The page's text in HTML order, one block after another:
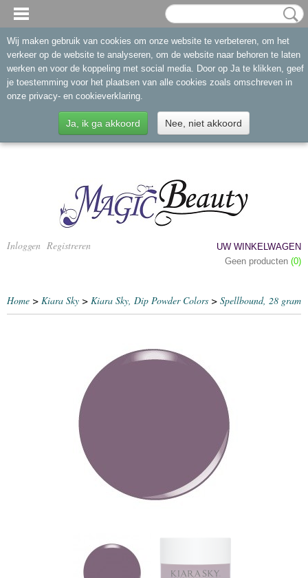
Inloggen Registreren
UW WINKELWAGEN
Geen producten (0)
Home > Kiara Sky > Kiara Sky, Dip Powder Colors > Spellbound, 28 gram
Wij maken gebruik van cookies om onze website te verbeteren, om het
verkeer op de website te analyseren, om de website naar behoren te laten
werken en voor de koppeling met social media. Door op Ja te klikken, geef
je toestemming voor het plaatsen van alle cookies zoals omschreven in
onze privacy- en cookieverklaring.
Ja, ik ga akkoord Nee, niet akkoord